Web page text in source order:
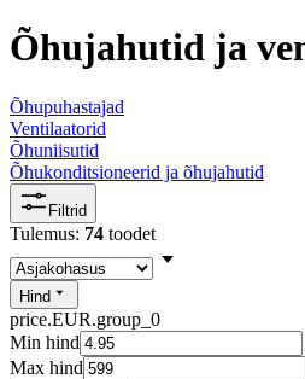
Õhujahutid ja
Õhupuhastajad
Ventilaatorid
Õhuniisutid
Õhukonditsioneerid ja õhujahutid
Filtrid
Tulemus: 74 toodet
Hind
price.EUR.group_0
Min hind
Max hind